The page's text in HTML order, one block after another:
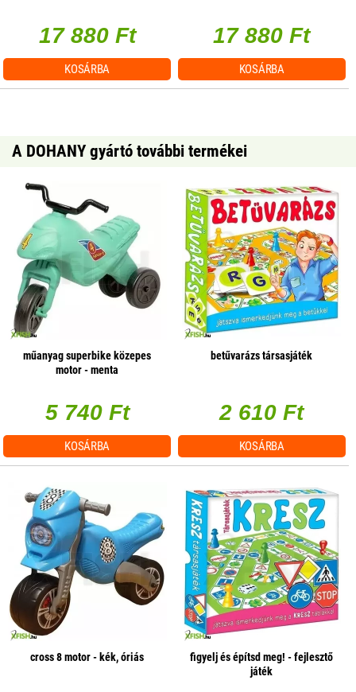
17 880 Ft
KOSÁRBA
17 880 Ft
KOSÁRBA
A DOHANY gyártó további termékei
műanyag superbike közepes
motor - menta
5 740 Ft
KOSÁRBA
betűvarázs társasjáték
2 610 Ft
KOSÁRBA
cross 8 motor - kék, óriás
figyelj és építsd meg! - fejlesztő
játék